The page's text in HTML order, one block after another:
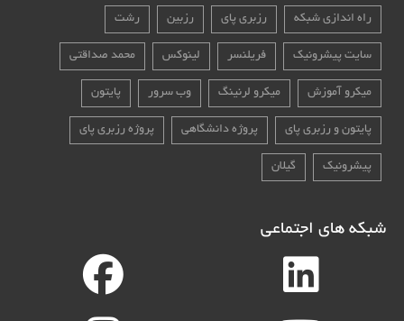
راه اندازی شبکه رزبری پای رزبین رشت
سایت پیشرونیک فریلنسر لینوکس محمد صداقتی
میکرو آموزش میکرو لرنینگ وب سرور پایتون
پایتون و رزبری پای پروژه دانشگاهی پروژه رزبری پای
پیشرونیک گیلان
شبکه های اجتماعی